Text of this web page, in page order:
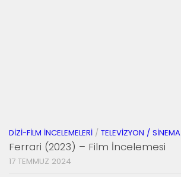
DIZI-FILM İNCELEMELERI / TELEVIZYON / SINEMA
Ferrari (2023) – Film İncelemesi
17 TEMMUZ 2024